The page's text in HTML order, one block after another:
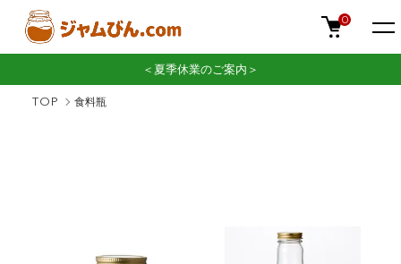
0
＜夏季休業のご案内＞
TOP 食料瓶